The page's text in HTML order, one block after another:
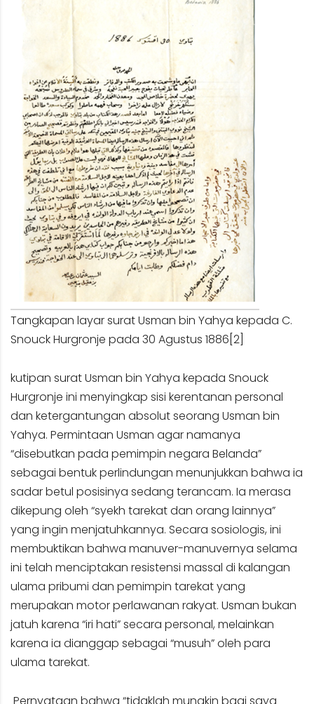
Tangkapan layar surat Usman bin Yahya kepada C.
Snouck Hurgronje pada 30 Agustus 1886 [2]
kutipan surat Usman bin Yahya kepada Snouck
Hurgronje ini menyingkap sisi kerentanan personal
dan ketergantungan absolut seorang Usman bin
Yahya. Permintaan Usman agar namanya
“disebutkan pada pemimpin negara Belanda”
sebagai bentuk perlindungan menunjukkan bahwa ia
sadar betul posisinya sedang terancam. Ia merasa
dikepung oleh “syekh tarekat dan orang lainnya”
yang ingin menjatuhkannya. Secara sosiologis, ini
membuktikan bahwa manuver-manuvernya selama
ini telah menciptakan resistensi massal di kalangan
ulama pribumi dan pemimpin tarekat yang
merupakan motor perlawanan rakyat. Usman bukan
jatuh karena “iri hati” secara personal, melainkan
karena ia dianggap sebagai “musuh” oleh para
ulama tarekat.